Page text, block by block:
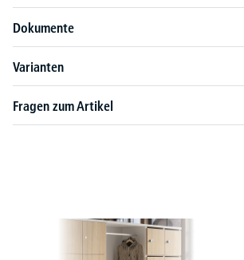
Dokumente
Varianten
Fragen zum Artikel